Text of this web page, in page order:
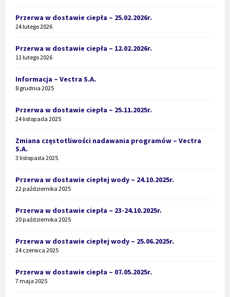
Przerwa w dostawie ciepła – 25.02.2026r.
24 lutego 2026
Przerwa w dostawie ciepła – 12.02.2026r.
11 lutego 2026
Informacja – Vectra S.A.
8 grudnia 2025
Przerwa w dostawie ciepła – 25.11.2025r.
24 listopada 2025
Zmiana częstotliwości nadawania programów – Vectra
S.A.
3 listopada 2025
Przerwa w dostawie ciepłej wody – 24.10.2025r.
22 października 2025
Przerwa w dostawie ciepła – 23-24.10.2025r.
20 października 2025
Przerwa w dostawie ciepłej wody – 25.06.2025r.
24 czerwca 2025
Przerwa w dostawie ciepła – 07.05.2025r.
7 maja 2025